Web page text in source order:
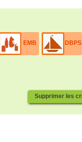
EMB DBPS